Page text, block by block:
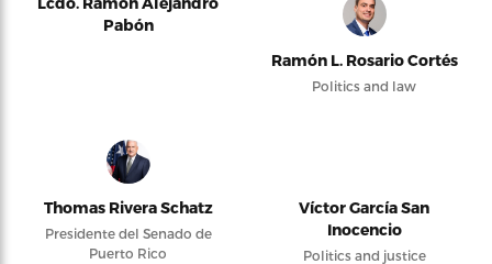
Pabón
Ramón L. Rosario Cortés
Politics and law
Thomas Rivera Schatz
Presidente del Senado de
Puerto Rico
Víctor García San
Inocencio
Politics and justice